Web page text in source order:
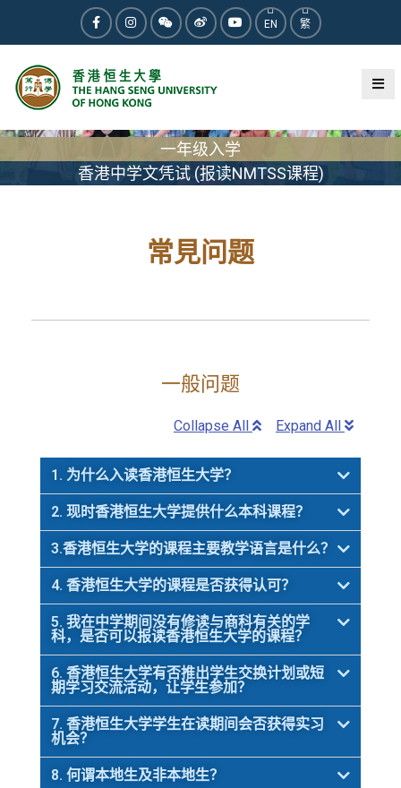
EN 繁
一年级入学
香港中学文凭试 (报读NMTSS课程)
常見问题
一般问题
Expand All
Collapse All
1. 为什么入读香港恒生大学？
2. 现时香港恒生大学提供什么本科课程？
3.香港恒生大学的课程主要教学语言是什么？
4. 香港恒生大学的课程是否获得认可？
5. 我在中学期间没有修读与商科有关的学
科，是否可以报读香港恒生大学的课程？
6. 香港恒生大学有否推出学生交换计划或短
期学习交流活动，让学生参加？
7. 香港恒生大学学生在读期间会否获得实习
机会？
8. 何谓本地生及非本地生？